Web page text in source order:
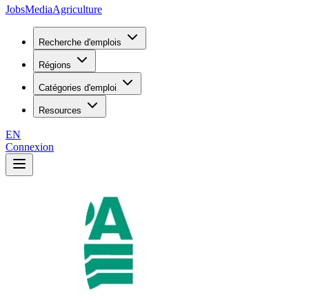
JobsMediaAgriculture
Recherche d'emplois
Régions
Catégories d'emploi
Resources
EN
Connexion